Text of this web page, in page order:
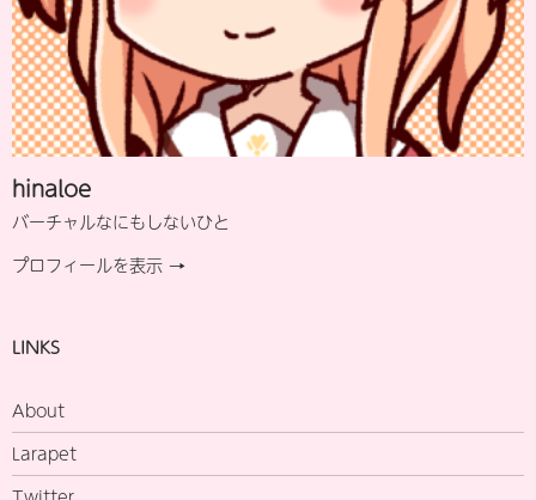
hinaloe
バーチャルなにもしないひと
プロフィールを表示 →
LINKS
About
Larapet